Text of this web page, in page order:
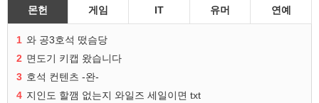
몬헌 게임 IT 유머 연예
1 와 공3호석 떴슴당
2 면도기 키캡 왔습니다
3 호석 컨텐츠 -완-
4 지인도 할깸 없는지 와일즈 세일이면 txt